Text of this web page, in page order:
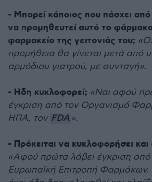
- Μπορεί κάποιος που πάσχει
να προμηθευτεί αυτό το
φαρμακείο της γειτονιάς του;
προμήθεια θα γίνεται μετά από
αρμόδιου γιατρού, με συνταγή».
- Ηδη κυκλοφορεί; «Ναι αφού
έγκριση από τoν Οργανισμό
ΗΠΑ, τον FDA ».
- Πρόκειται να κυκλοφορήσει
«Αφού πρώτα λάβει έγκριση από
Ευρωπαϊκή Επιτροπή Φαρμάκων.